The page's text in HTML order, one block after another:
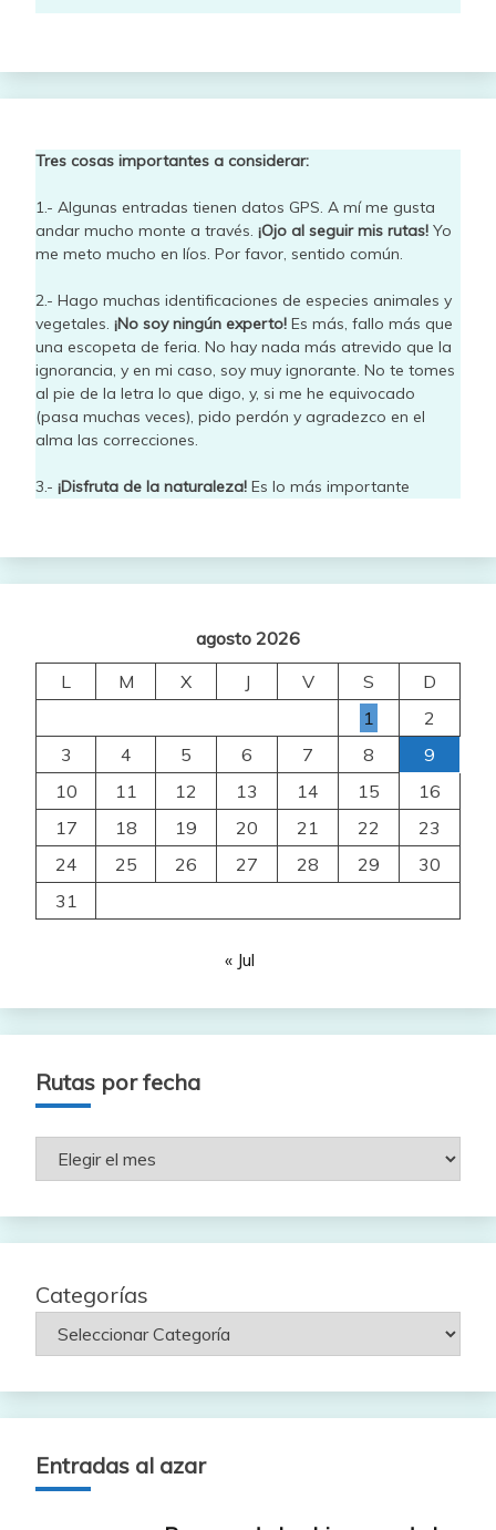
Tres cosas importantes a considerar:
1.- Algunas entradas tienen datos GPS. A mí me gusta
andar mucho monte a través. ¡Ojo al seguir mis rutas! Yo
me meto mucho en líos. Por favor, sentido común.
2.- Hago muchas identificaciones de especies animales y
vegetales. ¡No soy ningún experto! Es más, fallo más que
una escopeta de feria. No hay nada más atrevido que la
ignorancia, y en mi caso, soy muy ignorante. No te tomes
al pie de la letra lo que digo, y, si me he equivocado
(pasa muchas veces), pido perdón y agradezco en el
alma las correcciones.
3.- ¡Disfruta de la naturaleza! Es lo más importante
agosto 2026
L
M X J V S
D
1
2
3
4 5 6 7 8
9
10
11 12 13 14 15
16
17
18 19 20 21 22
23
24
25 26 27 28 29
30
31
« Jul
Rutas por fecha
Rutas
por
Categorías
Entradas al azar